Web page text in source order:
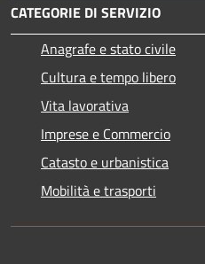
CATEGORIE DI SERVIZIO
Anagrafe e stato civile
Cultura e tempo libero
Vita lavorativa
Imprese e Commercio
Catasto e urbanistica
Mobilità e trasporti